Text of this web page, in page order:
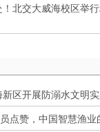
北交大威海校区举
区开展防溺水文明
点赞，中国智慧渔